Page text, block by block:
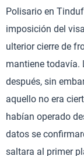
Polisario en
imposición del
ulterior cierre de
mantiene todavía.
después, sin
aquello no era
habían operado
datos se
saltara al primer